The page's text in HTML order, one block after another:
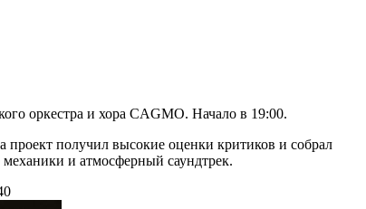
оркестра и хора CAGMO. Начало в 19:00.
получил высокие оценки критиков и собрал
и атмосферный саундтрек.